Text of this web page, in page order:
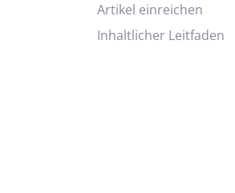
Artikel einreichen
Inhaltlicher Leitfaden